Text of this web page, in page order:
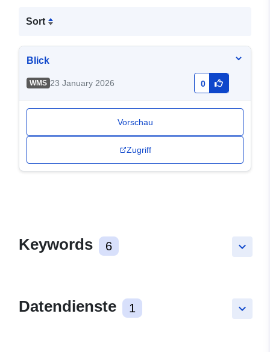
Sort
Blick
WMS 23 January 2026 0
Vorschau
Zugriff
keyboard_arrow_down
Keywords 6
keyboard_arrow_down
Datendienste 1